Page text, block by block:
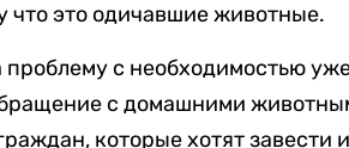
что это одичавшие животные.
с необходимостью
с домашними
которые хотят завести